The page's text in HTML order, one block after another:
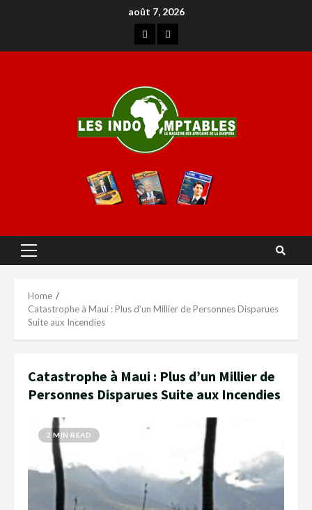
août 7, 2026
Home
Catastrophe à Maui : Plus d’un Millier de Personnes Disparues
Suite aux Incendies
Catastrophe à Maui : Plus d’un Millier de
Personnes Disparues Suite aux Incendies
2 MIN READ